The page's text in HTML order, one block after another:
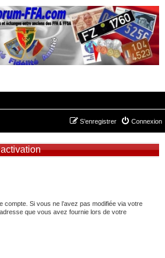
Connexion
S’enregistrer
Si vous ne l’avez pas modifiée via votre
que vous avez fournie lors de votre